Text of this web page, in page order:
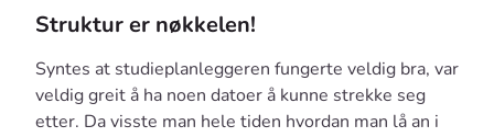
Struktur er nøkkelen!
Syntes at studieplanleggeren fungerte veldig bra, var
veldig greit å ha noen datoer å kunne strekke seg
etter. Da visste man hele tiden hvordan man lå an i